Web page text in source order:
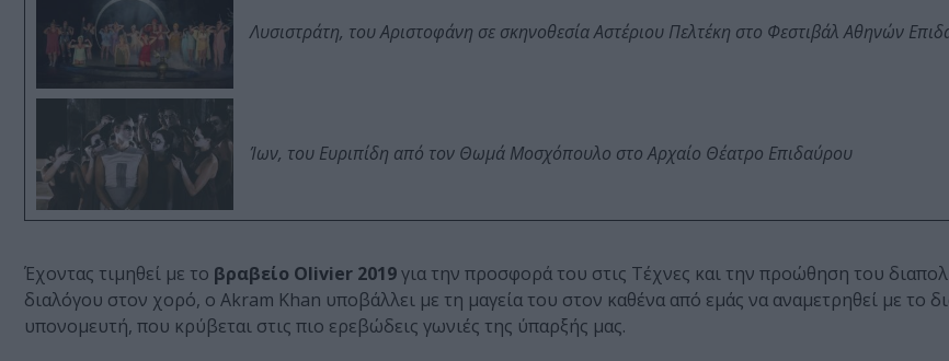
Λυσιστράτη, του Αριστοφάνη σε σκηνοθεσία Αστέριου Πελτέκη στο Φεστιβάλ Αθηνών
Ίων, του Ευριπίδη από τον Θωμά Μοσχόπουλο στο Αρχαίο Θέατρο Επιδαύρου
Έχοντας τιμηθεί με το βραβείο Olivier 2019για την προσφορά του στις Τέχνες και την προώθηση του
διαλόγου στον χορό, ο Αkram Khan υποβάλλει με τη μαγεία του στον καθένα από εμάς να αναμετρηθεί με το
υπονομευτή, που κρύβεται στις πιο ερεβώδεις γωνιές της ύπαρξής μας.